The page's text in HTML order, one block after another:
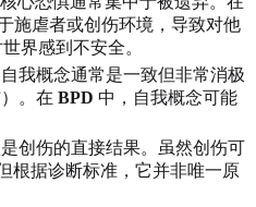
施虐者或创伤环境，导致对他
界感到不安全。
我概念通常是一致但非常消极
。在 BPD 中，自我概念可能
创伤的直接结果。虽然创伤可
根据诊断标准，它并非唯一原